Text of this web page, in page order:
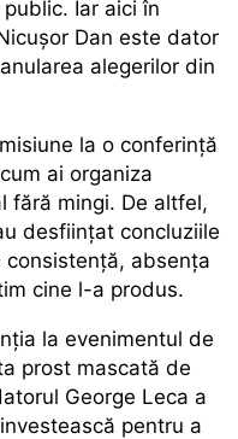
Iar aici în
Dan este dator
alegerilor din
la o conferință
ai organiza
fără mingi. De altfel,
desființat concluziile
absența
cine l-a produs.
la evenimentul de
prost mascată de
George Leca a
pentru a